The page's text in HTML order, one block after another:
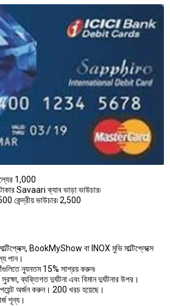
1,000
Savaari ক্যাব ভাড়া ভাউচার৷
কেন্দ্রীয় ভাউচার৷ 2,500
BookMyShow বা INOX মুভি মাল্টিপ্লেক্সে
পান।
ন্যূনতম 15% সাশ্রয় করুন৷
ব্যক্তিগত দুর্ঘটনা এবং বিমান দুর্ঘটনার উপর।
অর্জন করুন। 200 খরচ হয়েছে।
শূন্য।